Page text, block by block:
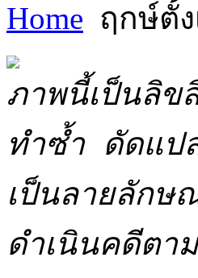
Home ฤกษ์ตั้ง
ภาพนี้เป็นลิข
ทำซ้ำ ดัดแป
เป็นลายลักษ
ดำเนินคดีตา